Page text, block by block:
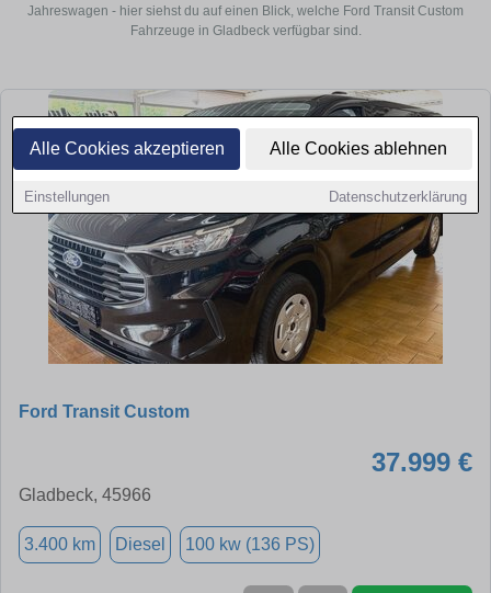
Alle Cookies akzeptieren Alle Cookies ablehnen
Einstellungen Datenschutzerklärung
Jahreswagen - hier siehst du auf einen Blick, welche Ford Transit Custom
Fahrzeuge in Gladbeck verfügbar sind.
Ford Transit Custom
37.999 €
Gladbeck, 45966
3.400 km Diesel 100 kw (136 PS)